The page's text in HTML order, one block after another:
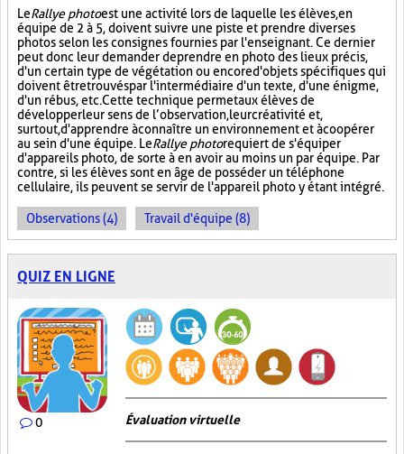
LeRallye photoest une activité lors de laquelle les élèves, en
équipe de 2 à 5, doivent suivre une piste et prendre diverses
photos selon les consignes fournies par l'enseignant. Ce dernier
peut donc leur demander de prendre en photo des lieux précis,
d'un certain type de végétation ou encore d'objets spécifiques qui
doivent être trouvés par l'intermédiaire d'un texte, d'une énigme,
d'un rébus, etc. Cette technique permet aux élèves de
développer leur sens de l’observation, leur créativité et,
surtout, d'apprendre à connaître un environnement et à coopérer
au sein d'une équipe. LeRallye photorequiert de s'équiper
d'appareils photo, de sorte à en avoir au moins un par équipe. Par
contre, si les élèves sont en âge de posséder un téléphone
cellulaire, ils peuvent se servir de l'appareil photo y étant intégré.
Observations (4) Travail d'équipe (8)
QUIZ EN LIGNE
0 Évaluation virtuelle